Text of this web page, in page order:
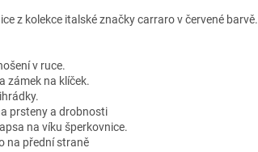
z kolekce italské značky carraro v červené barvě.
v ruce.
zámek na klíček.
prsteny a drobnosti
na víku šperkovnice.
na přední straně